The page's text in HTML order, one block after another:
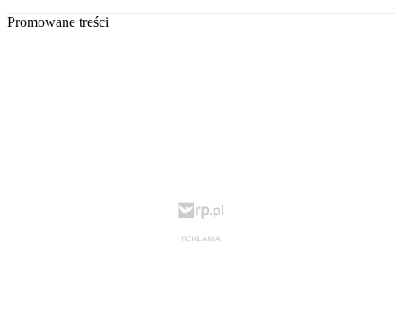
Promowane treści